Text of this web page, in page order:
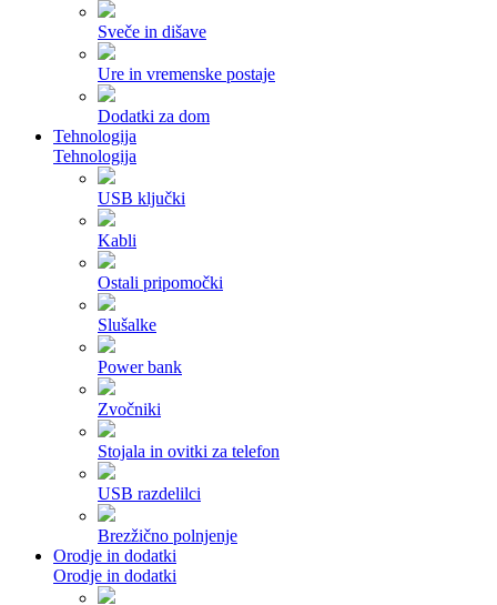
Sveče in dišave
Ure in vremenske postaje
Dodatki za dom
Tehnologija
Tehnologija
USB ključki
Kabli
Ostali pripomočki
Slušalke
Power bank
Zvočniki
Stojala in ovitki za telefon
USB razdelilci
Brezžično polnjenje
Orodje in dodatki
Orodje in dodatki